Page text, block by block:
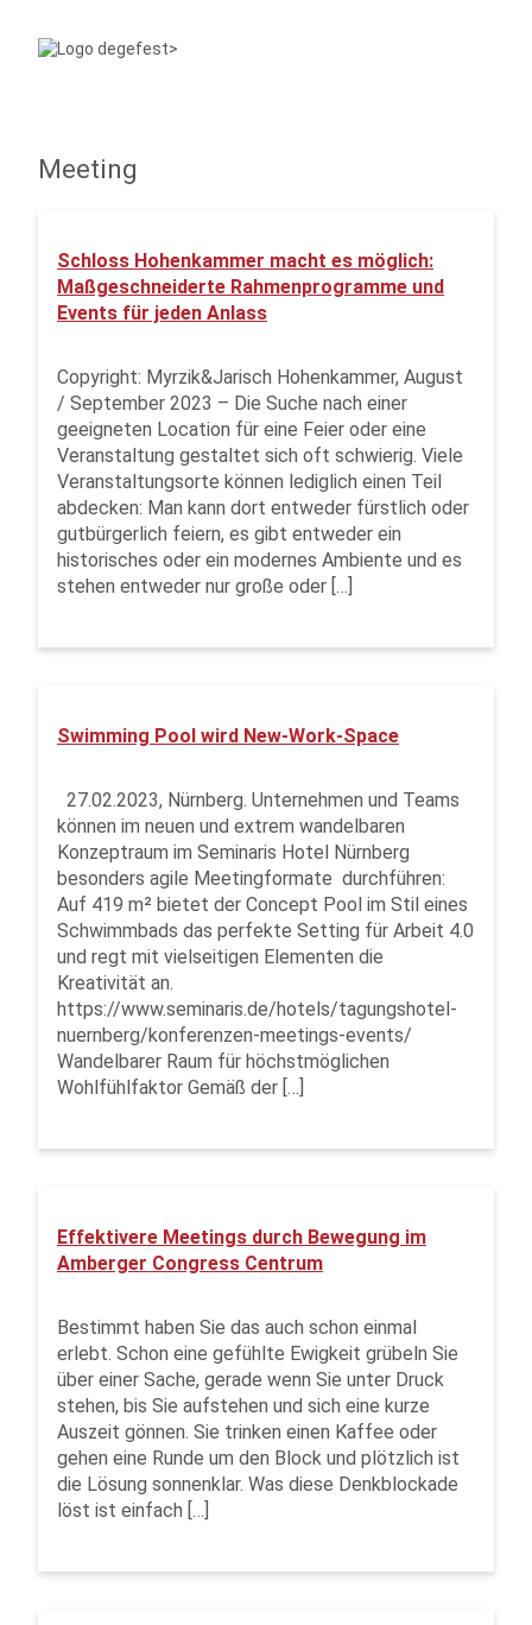
Meeting
Schloss Hohenkammer macht es möglich:
Maßgeschneiderte Rahmenprogramme und
Events für jeden Anlass
Copyright: Myrzik&Jarisch Hohenkammer, August
/ September 2023 – Die Suche nach einer
geeigneten Location für eine Feier oder eine
Veranstaltung gestaltet sich oft schwierig. Viele
Veranstaltungsorte können lediglich einen Teil
abdecken: Man kann dort entweder fürstlich oder
gutbürgerlich feiern, es gibt entweder ein
historisches oder ein modernes Ambiente und es
stehen entweder nur große oder […]
Swimming Pool wird New-Work-Space
27.02.2023, Nürnberg. Unternehmen und Teams
können im neuen und extrem wandelbaren
Konzeptraum im Seminaris Hotel Nürnberg
besonders agile Meetingformate durchführen:
Auf 419 m² bietet der Concept Pool im Stil eines
Schwimmbads das perfekte Setting für Arbeit 4.0
und regt mit vielseitigen Elementen die
Kreativität an.
https://www.seminaris.de/hotels/tagungshotel-
nuernberg/konferenzen-meetings-events/
Wandelbarer Raum für höchstmöglichen
Wohlfühlfaktor Gemäß der […]
Effektivere Meetings durch Bewegung im
Amberger Congress Centrum
Bestimmt haben Sie das auch schon einmal
erlebt. Schon eine gefühlte Ewigkeit grübeln Sie
über einer Sache, gerade wenn Sie unter Druck
stehen, bis Sie aufstehen und sich eine kurze
Auszeit gönnen. Sie trinken einen Kaffee oder
gehen eine Runde um den Block und plötzlich ist
die Lösung sonnenklar. Was diese Denkblockade
löst ist einfach […]